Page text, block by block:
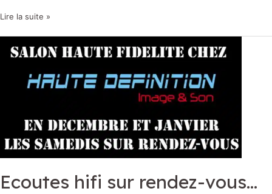
Lire la suite »
Ecoutes hifi sur rendez-vous…